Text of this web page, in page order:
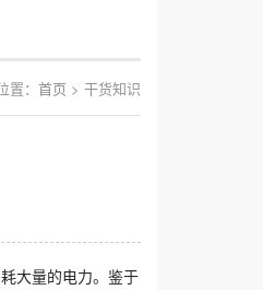
置： 首页 > 干货知识
大量的电力。鉴于